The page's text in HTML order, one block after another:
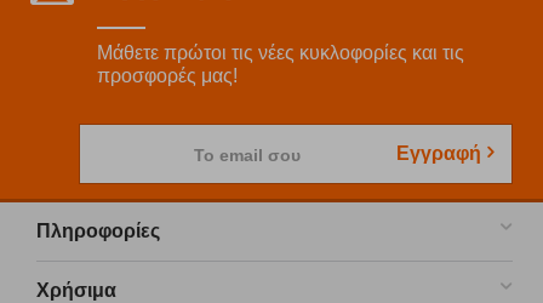
Μάθετε πρώτοι τις νέες κυκλοφορίες και τις
προσφορές μας!
Το email σου Εγγραφή
Πληροφορίες
Χρήσιμα